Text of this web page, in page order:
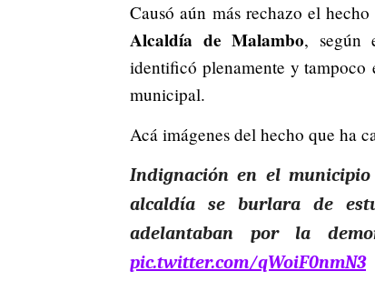
Causó aún más rechazo el
Alcaldía de Malambo, según
identificó plenamente y tampoco
municipal.
Acá imágenes del hecho que ha
Indignación en el
alcaldía se burlara de
adelantaban por la
pic.twitter.com/qWoiF0nmN3